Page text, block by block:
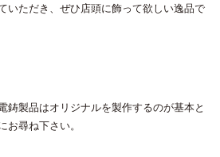
いただき、ぜひ店頭に飾って欲しい逸品で
鋳製品はオリジナルを製作するのが基本と
お尋ね下さい。